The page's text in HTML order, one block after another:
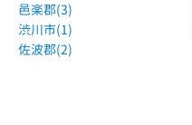
邑楽郡(3)
渋川市(1)
佐波郡(2)